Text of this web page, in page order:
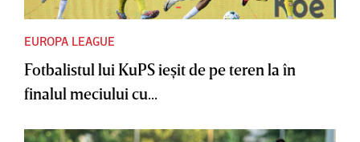
EUROPA LEAGUE
Fotbalistul lui KuPS ieşit de pe teren la în
finalul meciului cu...